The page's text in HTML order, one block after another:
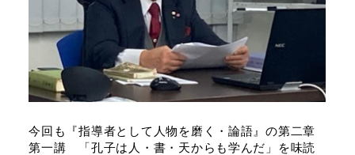
今回も『指導者として人物を磨く・論語』の第二章
第一講 「孔子は人・書・天からも学んだ」を味読